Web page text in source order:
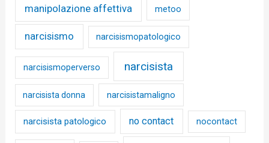
manipolazione affettiva metoo
narcisismo narcisismopatologico
narcisismoperverso narcisista
narcisista donna narcisistamaligno
narcisista patologico no contact nocontact